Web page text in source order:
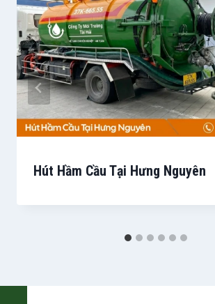
Hút Hầm Cầu Tại Hưng Nguyên